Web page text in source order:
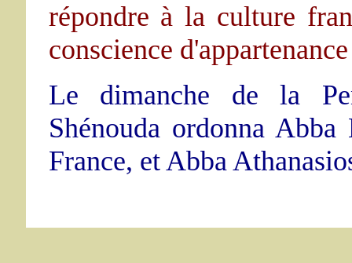
répondre à la culture
conscience
Le dimanche de la
Shénouda ordonna
France, et Abba